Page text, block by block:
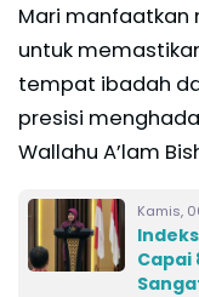
Mari manfaatkan
untuk
tempat ibadah
presisi
Wallahu A’lam
Kamis,
Capai